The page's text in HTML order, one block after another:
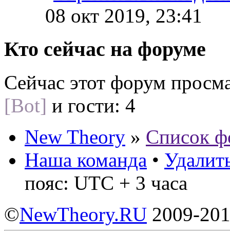
08 окт 2019, 23:41
Кто сейчас на форуме
Сейчас этот форум
[Bot] и гости: 4
New Theory » Список
Наша команда •
пояс: UTC + 3 часа
©NewTheory.RU 2009-